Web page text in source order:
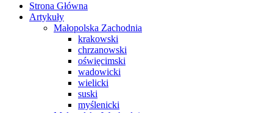
Strona Główna
Artykuły
Małopolska Zachodnia
krakowski
chrzanowski
oświęcimski
wadowicki
wielicki
suski
myślenicki